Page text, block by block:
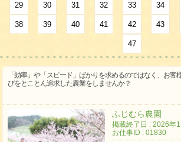
29 30 31 32 33 34
38 39 40 41 42 43
47
「効率」や「スピード」ばかりを求めるのではなく、お客
びをとことん追求した農業をしませんか？
ふじむら農園
掲載終了日 : 2026年
お仕事ID : 01830